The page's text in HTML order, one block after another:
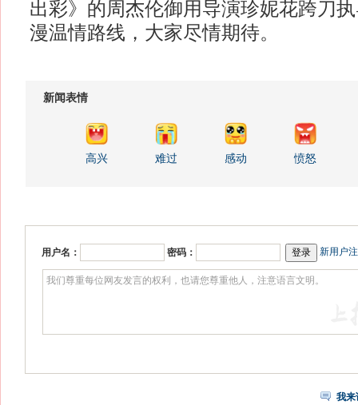
出彩》的周杰伦御用导演珍妮花跨刀
漫温情路线，大家尽情期待。
新闻表情
高兴 难过 感动 愤怒
用户名： 密码： 新用户
我来